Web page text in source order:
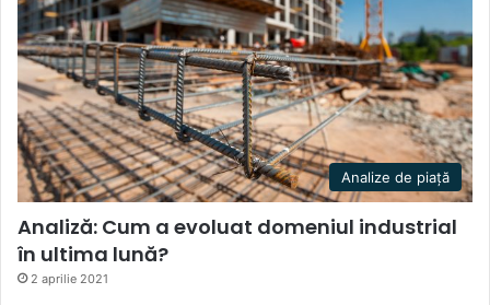
Analize de piață
Analiză: Cum a evoluat domeniul industrial
în ultima lună?
2 aprilie 2021